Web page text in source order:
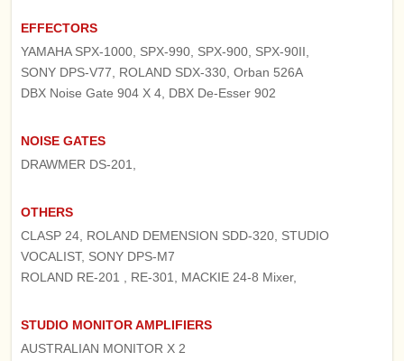
EFFECTORS
YAMAHA SPX-1000, SPX-990, SPX-900, SPX-90II,
SONY DPS-V77, ROLAND SDX-330, Orban 526A
DBX Noise Gate 904 X 4, DBX De-Esser 902
NOISE GATES
DRAWMER DS-201,
OTHERS
CLASP 24, ROLAND DEMENSION SDD-320, STUDIO
VOCALIST, SONY DPS-M7
ROLAND RE-201 , RE-301, MACKIE 24-8 Mixer,
STUDIO MONITOR AMPLIFIERS
AUSTRALIAN MONITOR X 2